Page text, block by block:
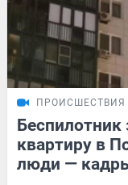
ПРОИСШЕСТВИЯ
Беспилотник
квартиру в
люди —